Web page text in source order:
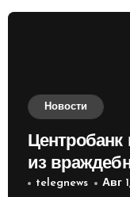
Новости
Центробанк
из
telegnews Авг